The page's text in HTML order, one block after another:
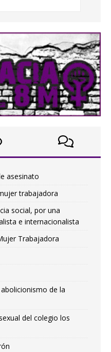
asesinato
trabajadora
social, por una
e internacionalista
Trabajadora
de la
del colegio los